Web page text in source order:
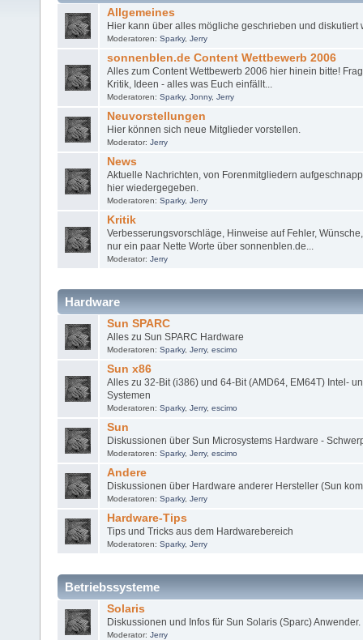
Allgemeines
Hier kann über alles mögliche geschrieben und diskutiert
Moderatoren: Sparky, Jerry
sonnenblen.de Content Wettbewerb 2006
Alles zum Content Wettbewerb 2006 hier hinein bitte!
Kritik, Ideen - alles was Euch einfällt...
Moderatoren: Sparky, Jonny, Jerry
Neuvorstellungen
Hier können sich neue Mitglieder vorstellen.
Moderator: Jerry
News
Aktuelle Nachrichten, von Forenmitgliedern
hier wiedergegeben.
Moderatoren: Sparky, Jerry
Kritik
Verbesserungsvorschläge, Hinweise auf Fehler,
nur ein paar Nette Worte über sonnenblen.de...
Moderator: Jerry
Hardware
Sun SPARC
Alles zu Sun SPARC Hardware
Moderatoren: Sparky, Jerry, escimo
Sun x86
Alles zu 32-Bit (i386) und 64-Bit (AMD64, EM64T) Intel-
Systemen
Moderatoren: Sparky, Jerry, escimo
Sun
Diskussionen über Sun Microsystems Hardware -
Moderatoren: Sparky, Jerry, escimo
Andere
Diskussionen über Hardware anderer Hersteller (Sun
Moderatoren: Sparky, Jerry
Hardware-Tips
Tips und Tricks aus dem Hardwarebereich
Moderatoren: Sparky, Jerry
Betriebssysteme
Solaris
Diskussionen und Infos für Sun Solaris (Sparc) Anwender.
Moderator: Jerry